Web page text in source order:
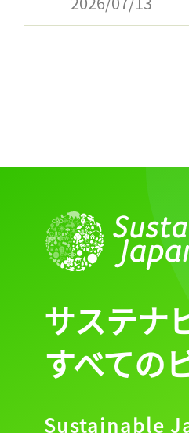
サステナ
すべての
Sustainable